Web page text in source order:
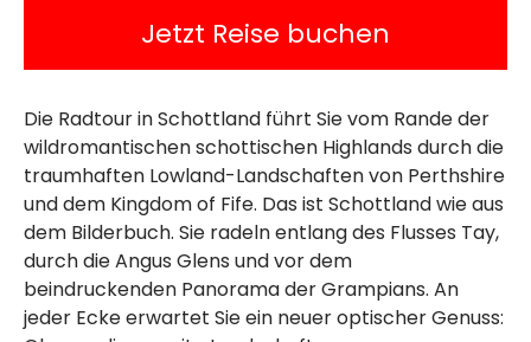
Jetzt Reise buchen
Die Radtour in Schottland führt Sie vom Rande der
wildromantischen schottischen Highlands durch die
traumhaften Lowland-Landschaften von Perthshire
und dem Kingdom of Fife. Das ist Schottland wie aus
dem Bilderbuch. Sie radeln entlang des Flusses Tay,
durch die Angus Glens und vor dem
beindruckenden Panorama der Grampians. An
jeder Ecke erwartet Sie ein neuer optischer Genuss: